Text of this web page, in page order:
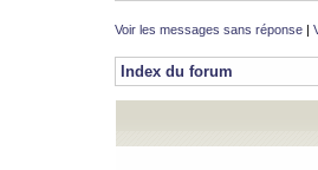
Voir les messages sans réponse |
Index du forum